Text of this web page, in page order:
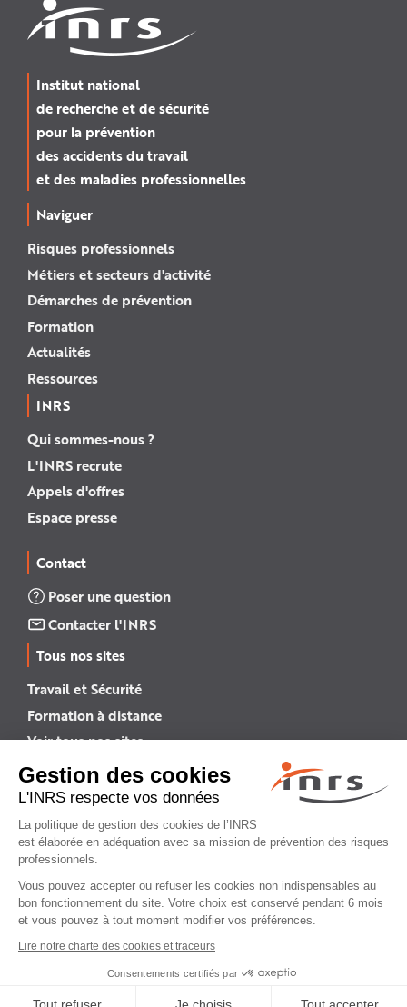
Institut national
de recherche et de sécurité
pour la prévention
des accidents du travail
et des maladies professionnelles
Naviguer
Risques professionnels
Métiers et secteurs d'activité
Démarches de prévention
Formation
Actualités
Ressources
INRS
Qui sommes-nous ?
L'INRS recrute
Appels d'offres
Espace presse
Contact
Poser une question
Contacter l'INRS
Tous nos sites
Travail et Sécurité
Formation à distance
Voir tous nos sites →
INRS English
INRS (english version)
Plan du site
Mentions légales
Politique de confidentialité